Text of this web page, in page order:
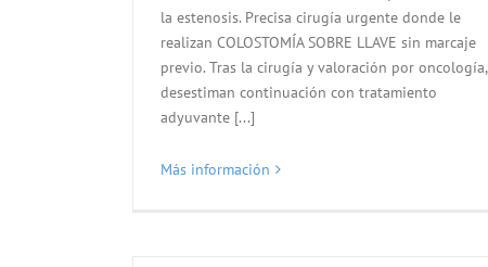
la estenosis. Precisa cirugía urgente donde le
realizan COLOSTOMÍA SOBRE LLAVE sin marcaje
previo. Tras la cirugía y valoración por oncología,
desestiman continuación con tratamiento
adyuvante [...]
Más información